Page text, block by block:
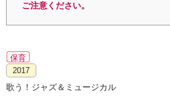
ご注意ください。
保育
2017
歌う！ジャズ＆ミュージカル